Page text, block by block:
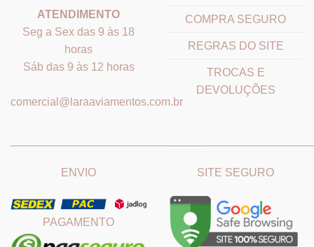
ATENDIMENTO
Seg a Sex das 9 às 18
horas
Sáb das 9 às 12 horas
comercial@laraaviamentos.com.br
COMPRA SEGURO
REGRAS DO SITE
TROCAS E
DEVOLUÇÕES
ENVIO
PAGAMENTO
SITE SEGURO